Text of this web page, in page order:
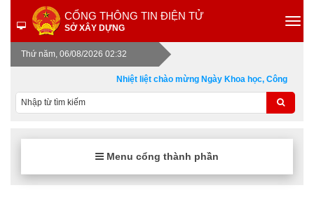
CỔNG THÔNG TIN ĐIỆN TỬ
SỞ XÂY DỰNG
Thứ năm, 06/08/2026 02:32
Nhiệt liệt chào mừng Ngày Khoa học, Công nghệ
Menu cổng thành phần